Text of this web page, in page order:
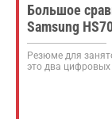
Большое
Samsung
Резюме для
это два цифровых